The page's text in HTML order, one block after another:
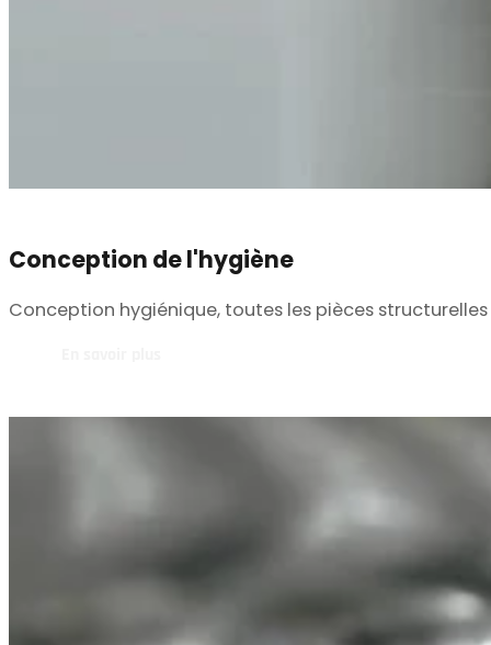
Conception de l'hygiène
Conception hygiénique, toutes les pièces